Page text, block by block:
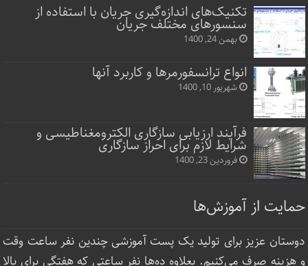
تکنیک‌های اندازه‌گیری جریان با استفاده از
سنسورهای مختلف جریان
بهمن 24, 1400
انواع ترانسفورمرها و کاربرد آنها
شهریور 10, 1400
فرآیند ارزیابی سازگاری الکترومغناطیسی و
شرایط لازم برای احراز سازگاری
فروردین 23, 1400
حمایت از آموزش‌ها
دوستان عزیز برای تولید یک پست آموزشی چندین نفر ساعت‌ وقت
و هزینه صرف می‌کنیم. بعلاوه ده‌ها نفر ساعتی که هفتگی برای بالا